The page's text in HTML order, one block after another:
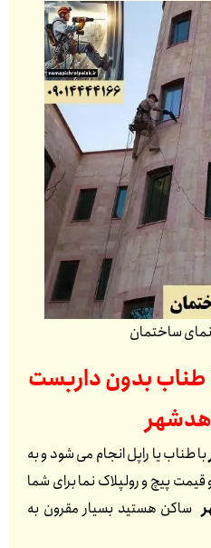
نمای ساختمان
طناب بدون داربست
با طناب یا راپل انجام می شود و به
پیچ و رولپلاک نما برای شما
ساکن هستید بسیار مقرون به